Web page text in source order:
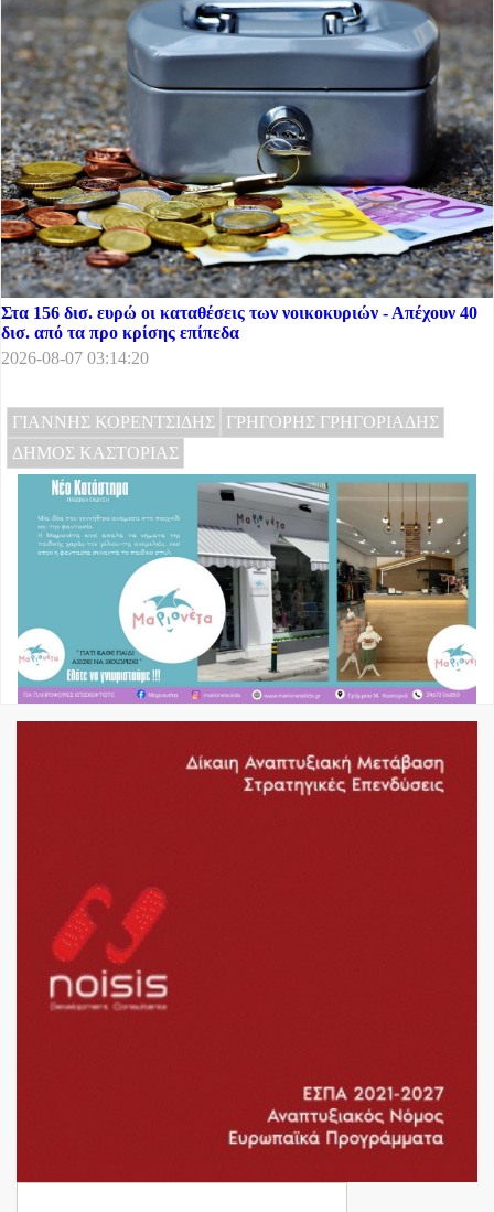
Στα 156 δισ. ευρώ οι καταθέσεις των νοικοκυριών - Απέχουν 40
δισ. από τα προ κρίσης επίπεδα
2026-08-07 03:14:20
ΓΙΑΝΝΗΣ ΚΟΡΕΝΤΣΙΔΗΣ
ΓΡΗΓΟΡΗΣ ΓΡΗΓΟΡΙΑΔΗΣ
ΔΗΜΟΣ ΚΑΣΤΟΡΙΑΣ